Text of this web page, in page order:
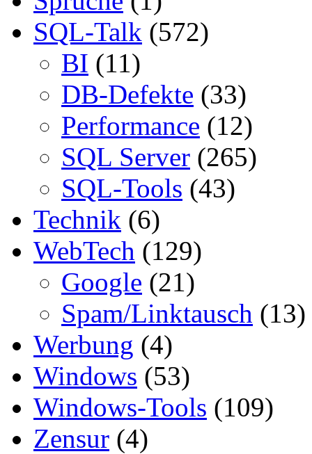
SQL-Talk (572)
BI (11)
DB-Defekte (33)
Performance (12)
SQL Server (265)
SQL-Tools (43)
Technik (6)
WebTech (129)
Google (21)
Spam/Linktausch (13)
Werbung (4)
Windows (53)
Windows-Tools (109)
Zensur (4)